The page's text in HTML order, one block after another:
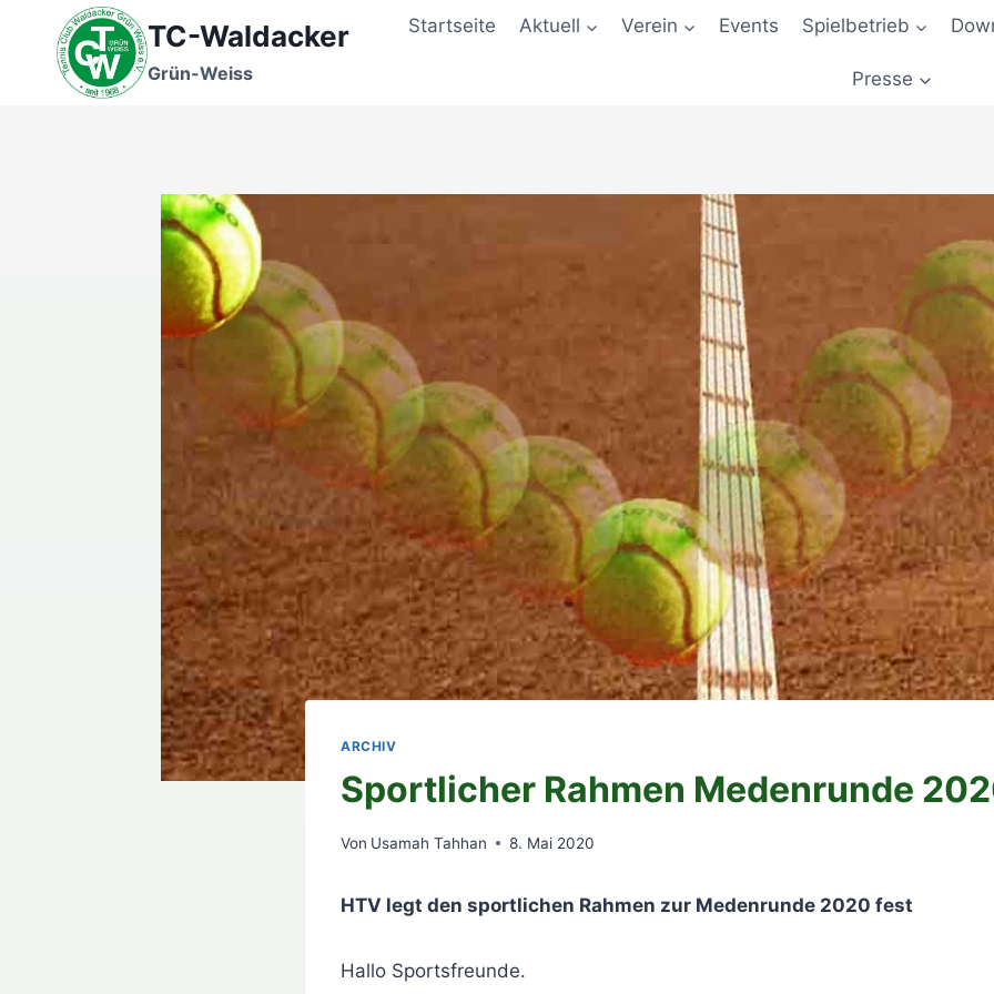
springen
TC-Waldacker
Grün-Weiss
Startseite Aktuell Verein Events Spielbetrieb
Presse
ARCHIV
Sportlicher Rahmen Medenrunde
Von Usamah Tahhan 8. Mai 2020
HTV legt den sportlichen Rahmen zur Medenrunde 2020 fest
Hallo Sportsfreunde.